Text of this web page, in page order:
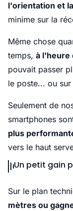
l'orientation et
minime sur la
Même chose
temps, à l'heure
pouvait passer
le poste... ou
Seulement de
smartphones
plus
vers le haut
Un petit gain
Sur le plan
mètres ou